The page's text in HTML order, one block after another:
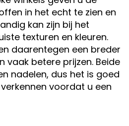
in het echt te zien en
kan zijn bij het
texturen en kleuren.
daarentegen een breder
vaak betere prijzen. Beide
nadelen, dus het is goed
voordat u een